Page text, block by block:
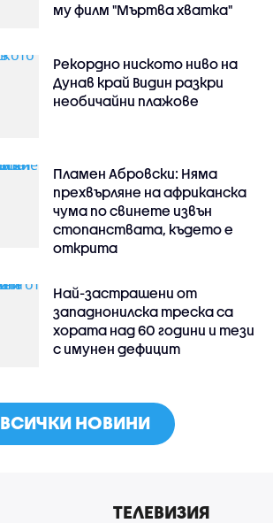
му филм "Мъртва хватка"
Рекордно ниското ниво на
Дунав край Видин разкри
необичайни плажове
Пламен Абровски: Няма
прехвърляне на африканска
чума по свинете извън
стопанствата, където е
открита
Най-застрашени от
западнонилска треска са
хората над 60 години и тези
с имунен дефицит
ВСИЧКИ НОВИНИ
ТЕЛЕВИЗИЯ